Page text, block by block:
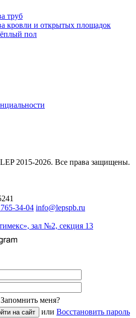
труб
кровли и открытых площадок
пол
2015-2026. Все права защищены.
34-04 info@lepspb.ru
зал №2, секция 13
Запомнить меня?
или Восстановить пароль